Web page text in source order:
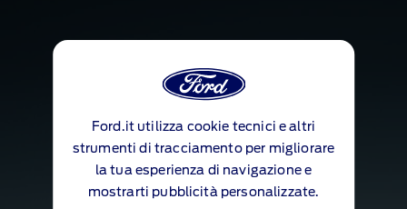
Ford.it utilizza cookie tecnici e altri
strumenti di tracciamento per migliorare
la tua esperienza di navigazione e
mostrarti pubblicità personalizzate.